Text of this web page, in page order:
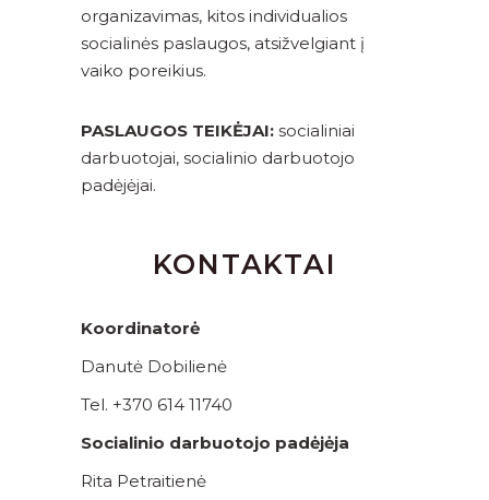
organizavimas, kitos individualios
socialinės paslaugos, atsižvelgiant į
vaiko poreikius.
PASLAUGOS TEIKĖJAI: socialiniai
darbuotojai, socialinio darbuotojo
padėjėjai.
KONTAKTAI
Koordinatorė
Danutė Dobilienė
Tel. +370 614 11740
Socialinio darbuotojo padėjėja
Rita Petraitienė